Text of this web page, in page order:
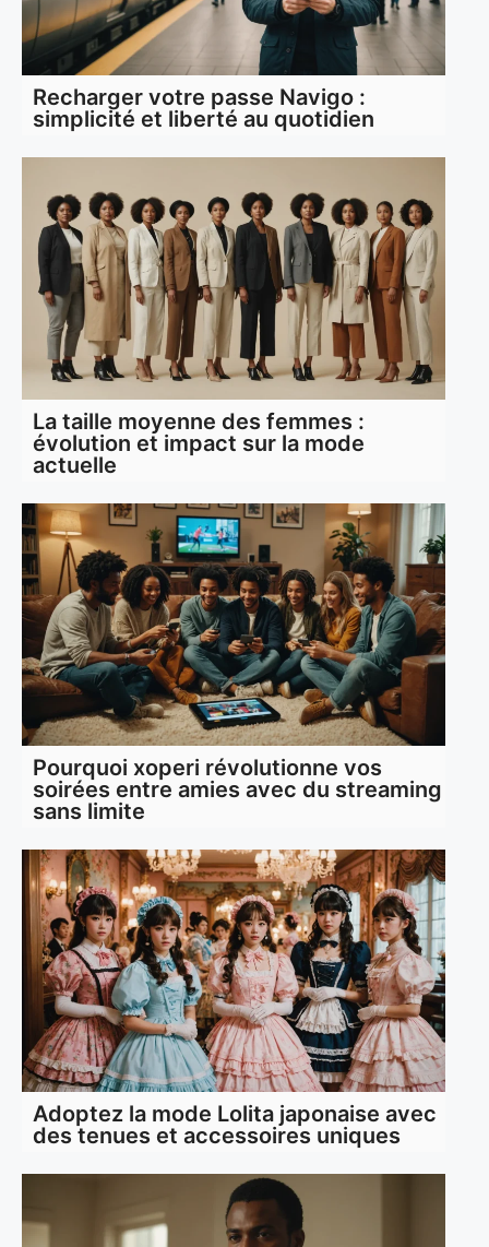
Recharger votre passe Navigo :
simplicité et liberté au quotidien
La taille moyenne des femmes :
évolution et impact sur la mode
actuelle
Pourquoi xoperi révolutionne vos
soirées entre amies avec du streaming
sans limite
Adoptez la mode Lolita japonaise avec
des tenues et accessoires uniques